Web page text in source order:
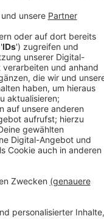
dass ich endlich der
Musik
weiß, was ich will.
hingehen werde."
folgt auf die
Shows in
Europa spielte
Kids für die